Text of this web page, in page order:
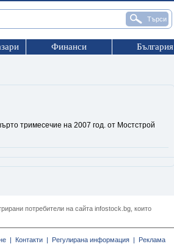
Финанси България
тримесечие на 2007 год. от Мостстрой
потребители на сайта infostock.bg, които
| Контакти | Регулирана информация | Реклама